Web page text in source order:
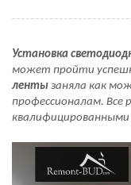
Установка
может пройти
ленты заняла как
профессионалам. Все